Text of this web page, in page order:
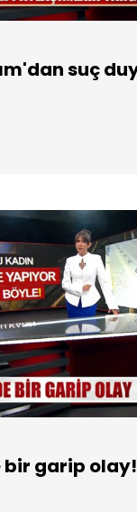
suç
bir garip olay!